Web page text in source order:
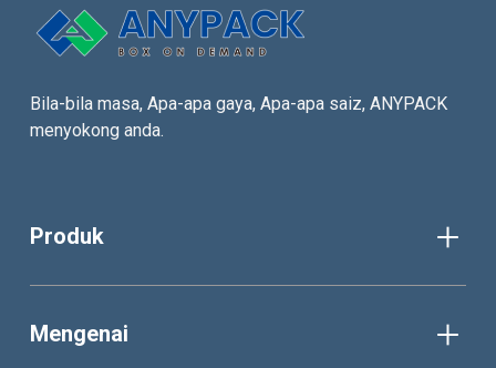
Bila-bila masa, Apa-apa gaya, Apa-apa saiz, ANYPACK
menyokong anda.
Produk
Mengenai